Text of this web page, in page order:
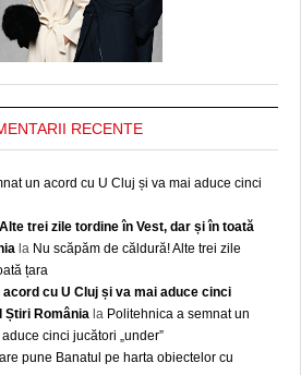
RECENTE
un acord cu U Cluj și va mai aduce cinci
trei zile tordine în Vest, dar și în toată
la Nu scăpăm de căldură! Alte trei zile
țara
cu U Cluj și va mai aduce cinci
Știri România la Politehnica a semnat un
cinci jucători „under”
pune Banatul pe harta obiectelor cu